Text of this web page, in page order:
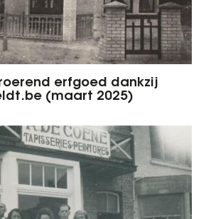
erfgoed dankzij
(maart 2025)